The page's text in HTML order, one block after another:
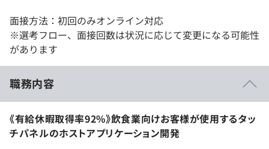
面接方法：初回のみオンライン対応
※選考フロー、面接回数は状況に応じて変更になる可能性
があります
職務内容
《有給休暇取得率92%》飲食業向けお客様が使用するタッ
チパネルのホストアプリケーション開発